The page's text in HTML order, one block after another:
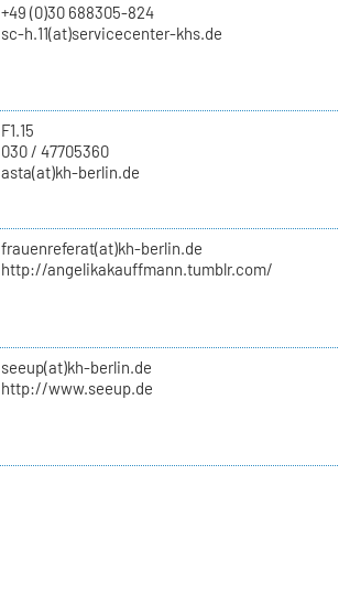
+49 (0)30 688305-824
sc-h.11(at)servicecenter-khs.de
F1.15
030 / 47705360
asta(at)kh-berlin.de
frauenreferat(at)kh-berlin.de
http://angelikakauffmann.tumblr.com/
seeup(at)kh-berlin.de
http://www.seeup.de